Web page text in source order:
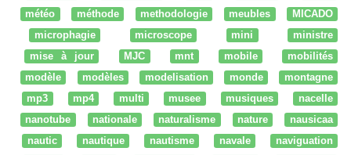
météo
méthode methodologie meubles
MICADO
microphagie
microscope mini
ministre
mise à jour
MJC mnt mobile
mobilités
modèle
modèles modelisation monde
montagne
mp3
mp4 multi musee musiques
nacelle
nanotube
nationale naturalisme nature
nausicaa
nautic
nautique nautisme navale
naviguation